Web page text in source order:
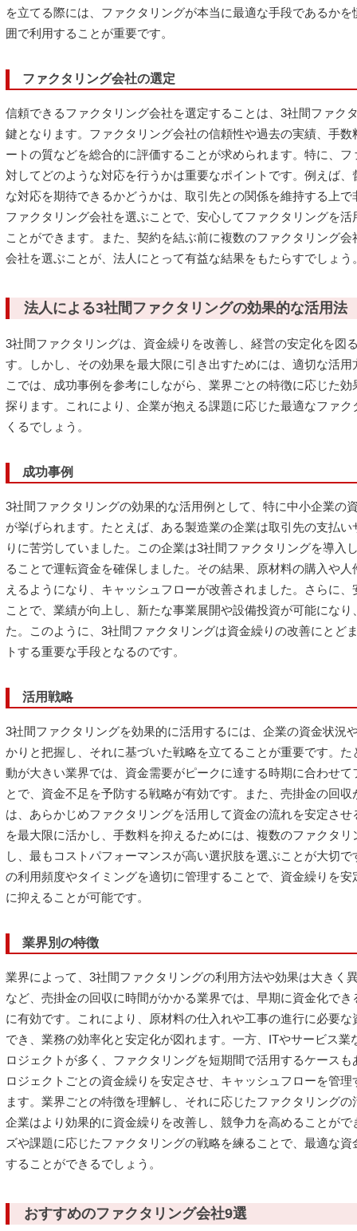
を立てる際には、ファクタリングが本当に最適な手段であるか
囲で利用することが重要です。
ファクタリング会社の選定
信頼できるファクタリング会社を選定することは、3社間ファク
鍵となります。ファクタリング会社の信頼性や過去の実績、手
ートの質などを総合的に評価することが求められます。特に、
対してどのような対応を行うかは重要なポイントです。例えば
な対応を期待できるかどうかは、取引先との関係を維持する上
ファクタリング会社を選ぶことで、安心してファクタリングを
ことができます。また、契約を結ぶ前に複数のファクタリング
会社を選ぶことが、法人にとって有益な結果をもたらすでしょう
法人による3社間ファクタリングの効果的な活用法
3社間ファクタリングは、資金繰りを改善し、経営の安定化を図
す。しかし、その効果を最大限に引き出すためには、適切な活
こでは、成功事例を参考にしながら、業界ごとの特徴に応じた
探ります。これにより、企業が抱える課題に応じた最適なファ
くるでしょう。
成功事例
3社間ファクタリングの効果的な活用例として、特に中小企業の
が挙げられます。たとえば、ある製造業の企業は取引先の支払
りに苦労していました。この企業は3社間ファクタリングを導入
ることで運転資金を確保しました。その結果、原材料の購入や
えるようになり、キャッシュフローが改善されました。さらに
ことで、業績が向上し、新たな事業展開や設備投資が可能にな
た。このように、3社間ファクタリングは資金繰りの改善にとど
トする重要な手段となるのです。
活用戦略
3社間ファクタリングを効果的に活用するには、企業の資金状況
かりと把握し、それに基づいた戦略を立てることが重要です。
動が大きい業界では、資金需要がピークに達する時期に合わせ
とで、資金不足を予防する戦略が有効です。また、売掛金の回
は、あらかじめファクタリングを活用して資金の流れを安定さ
を最大限に活かし、手数料を抑えるためには、複数のファクタ
し、最もコストパフォーマンスが高い選択肢を選ぶことが大切
の利用頻度やタイミングを適切に管理することで、資金繰りを
に抑えることが可能です。
業界別の特徴
業界によって、3社間ファクタリングの利用方法や効果は大きく
など、売掛金の回収に時間がかかる業界では、早期に資金化で
に有効です。これにより、原材料の仕入れや工事の進行に必要
でき、業務の効率化と安定化が図れます。一方、ITやサービス業
ロジェクトが多く、ファクタリングを短期間で活用するケース
ロジェクトごとの資金繰りを安定させ、キャッシュフローを管
ます。業界ごとの特徴を理解し、それに応じたファクタリング
企業はより効果的に資金繰りを改善し、競争力を高めることが
ズや課題に応じたファクタリングの戦略を練ることで、最適な
することができるでしょう。
おすすめのファクタリング会社9選